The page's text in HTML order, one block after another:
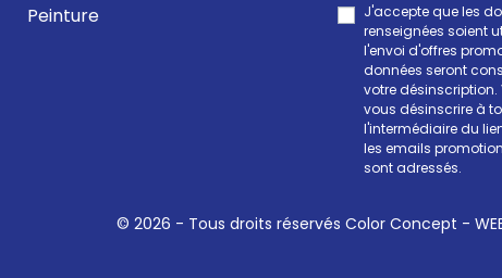
Peinture
J'accepte que les
renseignées soient
l'envoi d'offres
données seront
votre désinscription.
vous désinscrire à
l'intermédiaire du
les emails
sont adressés.
© 2026 - Tous droits réservés Color Concept -